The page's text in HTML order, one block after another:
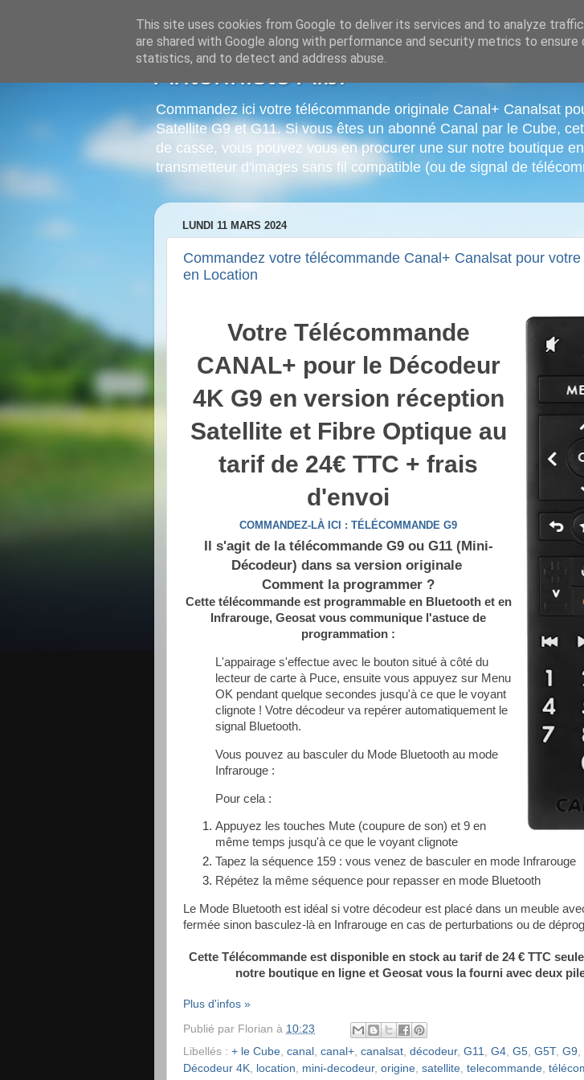
Antenniste Albi
Commandez ici votre télécommande originale Canal+ Canalsat
Satellite G9 et G11. Si vous êtes un abonné Canal par le Cube,
de casse, vous pouvez vous en procurer une sur notre boutique
transmetteur d'images sans fil compatible (ou de signal de
LUNDI 11 MARS 2024
Commandez votre télécommande Canal+ Canalsat pour
en Location
Votre Télécommande
CANAL+ pour le Décodeur
4K G9 en version réception
Satellite et Fibre Optique au
tarif de 24€ TTC + frais
d'envoi
COMMANDEZ-LÀ ICI : TÉLÉCOMMANDE G9
Il s'agit de la télécommande G9 ou G11 (Mini-
Décodeur) dans sa version originale
Comment la programmer ?
Cette télécommande est programmable en Bluetooth et en
Infrarouge, Geosat vous communique l'astuce de
programmation :
L'appairage s'effectue avec le bouton situé à côté du
lecteur de carte à Puce, ensuite vous appuyez sur Menu
OK pendant quelque secondes jusqu'à ce que le voyant
clignote ! Votre décodeur va repérer automatiquement le
signal Bluetooth.
Vous pouvez au basculer du Mode Bluetooth au mode
Infrarouge :
Pour cela :
Appuyez les touches Mute (coupure de son) et 9 en
même temps jusqu'à ce que le voyant clignote
Tapez la séquence 159 : vous venez de basculer en mode Infrarouge
Répétez la même séquence pour repasser en mode Bluetooth
Le Mode Bluetooth est idéal si votre décodeur est placé dans un meuble
fermée sinon basculez-là en Infrarouge en cas de perturbations ou de
Cette Télécommande est disponible en stock au tarif de 24 € TTC
notre boutique en ligne et Geosat vous la fourni avec deux
Plus d'infos »
Publié par Florian à 10:23
Libellés : + le Cube, canal , canal+, canalsat, décodeur, G11, G4, G5, G5T, G9,
Décodeur 4K, location, mini-decodeur, origine, satellite, telecommande,
This site uses cookies from Google to deliver its services and to analyze
are shared with Google along with performance and security metrics to
statistics, and to detect and address abuse.